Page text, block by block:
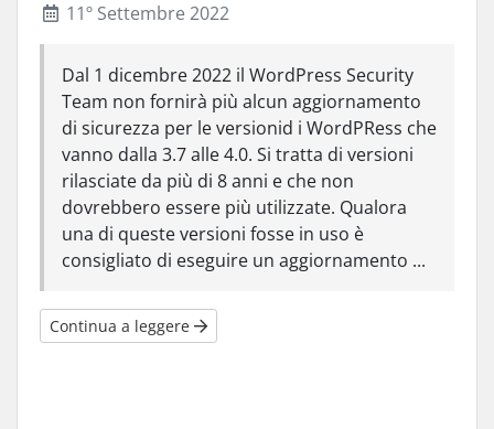
11º Settembre 2022
Dal 1 dicembre 2022 il WordPress Security
Team non fornirà più alcun aggiornamento
di sicurezza per le versionid i WordPRess che
vanno dalla 3.7 alle 4.0. Si tratta di versioni
rilasciate da più di 8 anni e che non
dovrebbero essere più utilizzate. Qualora
una di queste versioni fosse in uso è
consigliato di eseguire un aggiornamento ...
Continua a leggere